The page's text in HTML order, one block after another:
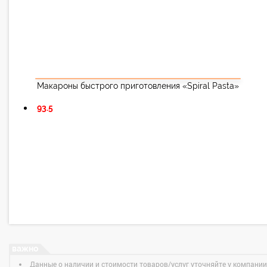
Макароны быстрого приготовления «Spiral Pasta»
93.5
Данные о наличии и стоимости товаров/услуг уточняйте у